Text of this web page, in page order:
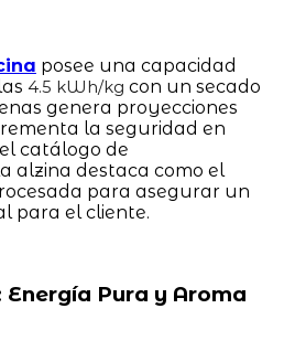
posee una capacidad
4.5 kWh/kg con un secado
genera proyecciones
la seguridad en
catálogo de
alzina destaca como el
para asegurar un
para el cliente.
Pura y Aroma